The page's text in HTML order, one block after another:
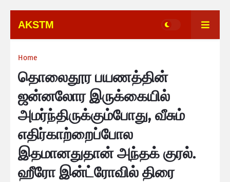
AKSTM
Home
தொலைதூர பயணத்தின்
ஜன்னலோர இருக்கையில்
அமர்ந்திருக்கும்போது, வீசும்
எதிர்காற்றைப்போல
இதமானதுதான் அந்தக் குரல்.
ஹீரோ இன்ட்ரோவில் திரை